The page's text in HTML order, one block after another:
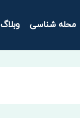
محله شناسی وبلاگ